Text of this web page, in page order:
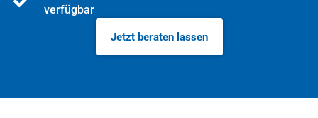
verfügbar
Jetzt beraten lassen